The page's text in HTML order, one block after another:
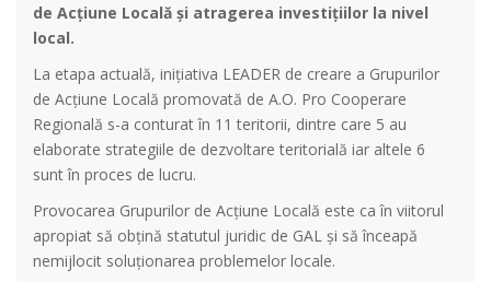
de Acțiune Locală și atragerea investițiilor la nivel
local.
La etapa actuală, inițiativa LEADER de creare a Grupurilor
de Acțiune Locală promovată de A.O. Pro Cooperare
Regională s-a conturat în 11 teritorii, dintre care 5 au
elaborate strategiile de dezvoltare teritorială iar altele 6
sunt în proces de lucru.
Provocarea Grupurilor de Acțiune Locală este ca în viitorul
apropiat să obțină statutul juridic de GAL și să înceapă
nemijlocit soluționarea problemelor locale.